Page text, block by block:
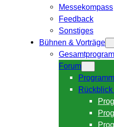
Messekompass
Feedback
Sonstiges
Bühnen & Vorträge
Forum